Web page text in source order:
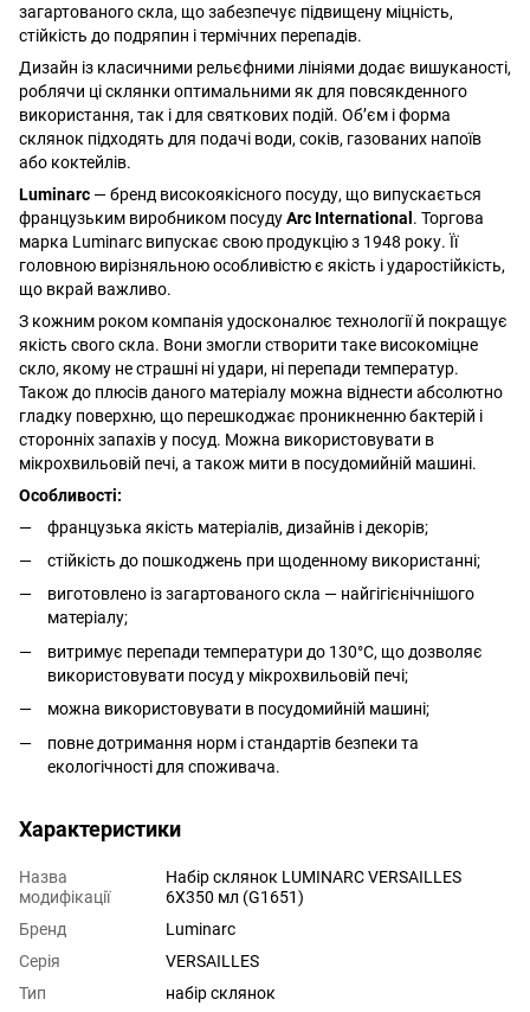
загартованого скла, що забезпечує підвищену міцність,
стійкість до подряпин і термічних перепадів.
Дизайн із класичними рельєфними лініями додає вишуканості,
роблячи ці склянки оптимальними як для повсякденного
використання, так і для святкових подій. Об’єм і форма
склянок підходять для подачі води, соків, газованих напоїв
або коктейлів.
Luminarc — бренд високоякісного посуду, що випускається
французьким виробником посудуArc International. Торгова
марка Luminarc випускає свою продукцію з 1948 року. Її
головною вирізняльною особливістю є якість і ударостійкість,
що вкрай важливо.
З кожним роком компанія удосконалює технології й покращує
якість свого скла. Вони змогли створити таке високоміцне
скло, якому не страшні ні удари, ні перепади температур.
Також до плюсів даного матеріалу можна віднести абсолютно
гладку поверхню, що перешкоджає проникненню бактерій і
сторонніх запахів у посуд. Можна використовувати в
мікрохвильовій печі, а також мити в посудомийній машині.
Особливості:
французька якість матеріалів, дизайнів і декорів;
стійкість до пошкоджень при щоденному використанні;
виготовлено із загартованого скла — найгігієнічнішого
матеріалу;
витримує перепади температури до 130°С, що дозволяє
використовувати посуд у мікрохвильовій печі;
можна використовувати в посудомийній машині;
повне дотримання норм і стандартів безпеки та
екологічності для споживача.
Характеристики
Назва
модифікації
Набір склянок LUMINARC VERSAILLES
6X350 мл (G1651)
Бренд
Luminarc
Серія
VERSAILLES
Тип
набір склянок